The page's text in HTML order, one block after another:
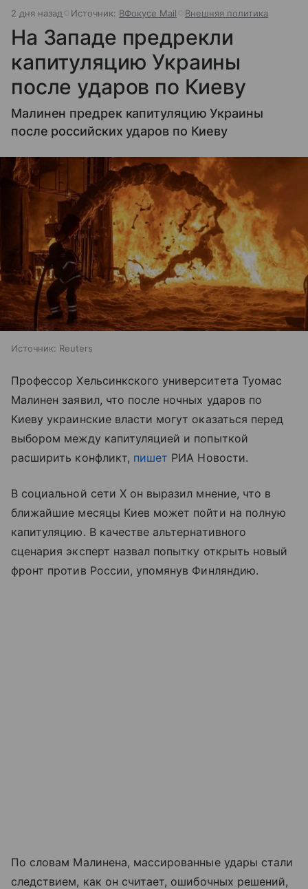
2 дня назад Источник: ВФокусе Mail Внешняя политика
На Западе предрекли
капитуляцию Украины
после ударов по Киеву
Малинен предрек капитуляцию Украины
после российских ударов по Киеву
Источник: Reuters
Профессор Хельсинкского университета Туомас
Малинен заявил, что после ночных ударов по
Киеву украинские власти могут оказаться перед
выбором между капитуляцией и попыткой
расширить конфликт, пишет РИА Новости.
В социальной сети X он выразил мнение, что в
ближайшие месяцы Киев может пойти на полную
капитуляцию. В качестве альтернативного
сценария эксперт назвал попытку открыть новый
фронт против России, упомянув Финляндию.
По словам Малинена, массированные удары стали
следствием, как он считает, ошибочных решений,